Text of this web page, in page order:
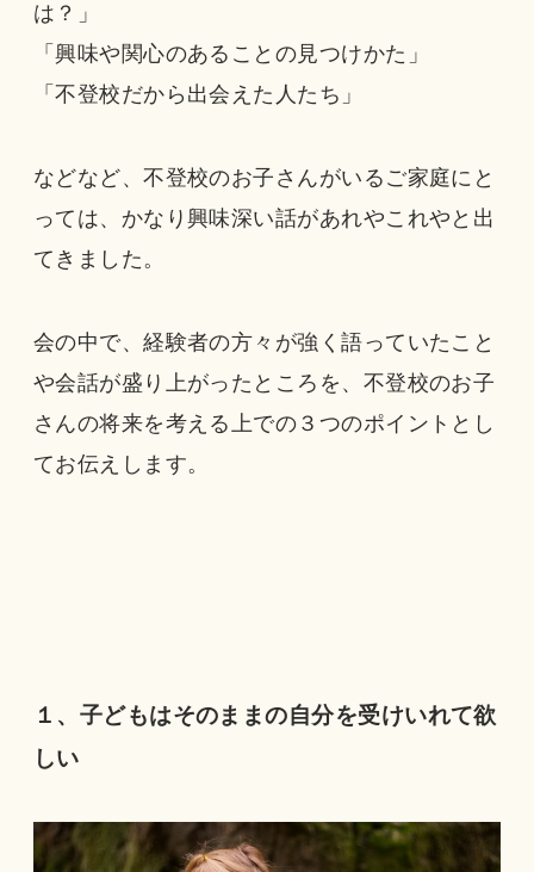
は？」
「興味や関心のあることの見つけかた」
「不登校だから出会えた人たち」
などなど、不登校のお子さんがいるご家庭にと
っては、かなり興味深い話があれやこれやと出
てきました。
会の中で、経験者の方々が強く語っていたこと
や会話が盛り上がったところを、不登校のお子
さんの将来を考える上での３つのポイントとし
てお伝えします。
１、子どもはそのままの自分を受けいれて欲
しい